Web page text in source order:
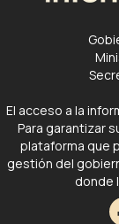
El acceso a la
Para garantizar
plataforma que
gestión del
donde